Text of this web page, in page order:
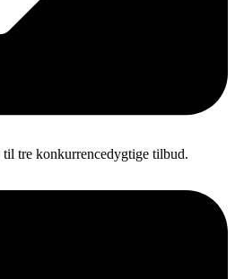
til tre konkurrencedygtige tilbud.